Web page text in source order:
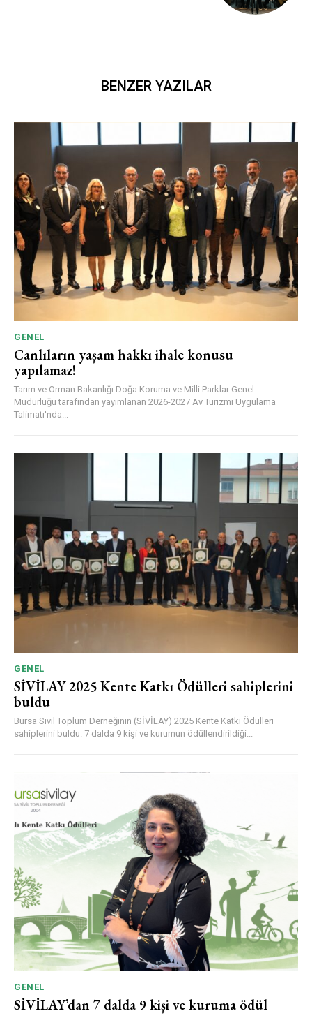
BENZER YAZILAR
GENEL
Canlıların yaşam hakkı ihale konusu
yapılamaz!
Tarım ve Orman Bakanlığı Doğa Koruma ve Milli Parklar Genel
Müdürlüğü tarafından yayımlanan 2026-2027 Av Turizmi Uygulama
Talimatı'nda...
GENEL
SİVİLAY 2025 Kente Katkı Ödülleri sahiplerini
buldu
Bursa Sivil Toplum Derneğinin (SİVİLAY) 2025 Kente Katkı Ödülleri
sahiplerini buldu. 7 dalda 9 kişi ve kurumun ödüllendirildiği...
GENEL
SİVİLAY’dan 7 dalda 9 kişi ve kuruma ödül